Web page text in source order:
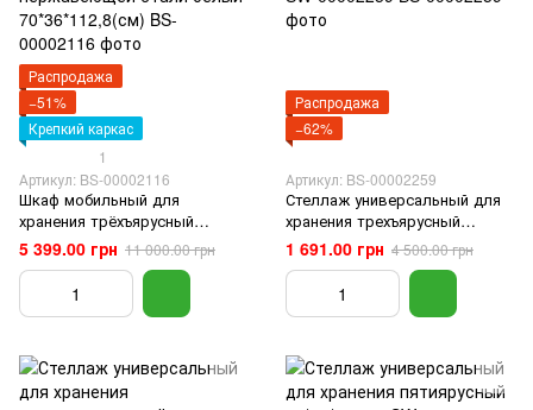
Распродажа
−51%
Крепкий каркас
1
Артикул: BS-00002116
Шкаф мобильный для
хранения трёхъярусный
раскладной из нержавеющей
стали белый 70*36*112,8(см)
5 399.00 грн 11 000.00 грн
Распродажа
−62%
Артикул: BS-00002259
Стеллаж универсальный для
хранения трехъярусный
60*30*77см SW-00002259
1 691.00 грн 4 500.00 грн